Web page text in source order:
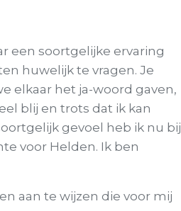
een soortgelijke ervaring
huwelijk te vragen. Je
elkaar het ja-woord gaven,
blij en trots dat ik kan
gevoel heb ik nu bij
voor Helden. Ik ben
aan te wijzen die voor mij